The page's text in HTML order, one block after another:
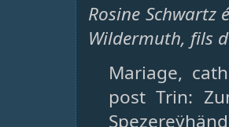
Rosine Schwartz
Wildermuth, fils
Mariage,
post Trin: